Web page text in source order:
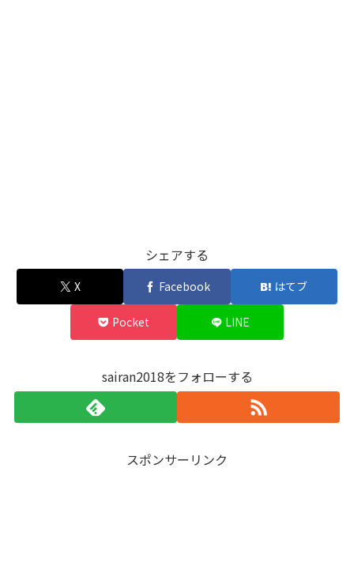
シェアする
X Facebook はてブ
Pocket LINE
sairan2018をフォローする
スポンサーリンク